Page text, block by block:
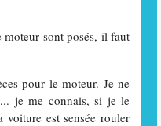
sont posés, il faut
pour le moteur. Je ne
je me connais, si je le
est sensée rouler